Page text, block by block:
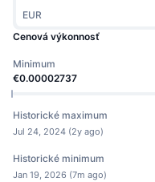
EUR
Cenová výkonnosť
Minimum
€0.00002737
Historické maximum
Jul 24, 2024 (2y ago)
Historické minimum
Jan 19, 2026 (7m ago)